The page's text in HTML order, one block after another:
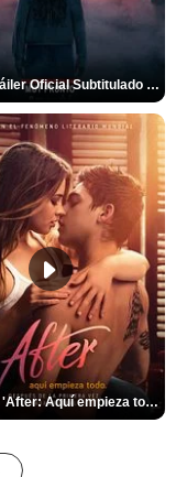
Primer Tráiler Oficial Subtitulado de 'La Noche Del Demonio: Están Entre Nosotros'
Tráiler de 'After: Aquí empieza todo'